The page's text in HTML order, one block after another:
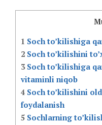
1 Soch to’kilishiga
2 Soch to’kilishini
3Soch to’kilishiga
vitaminli niqob
4 Soch to’kilishini
foydalanish
5 Sochlarning